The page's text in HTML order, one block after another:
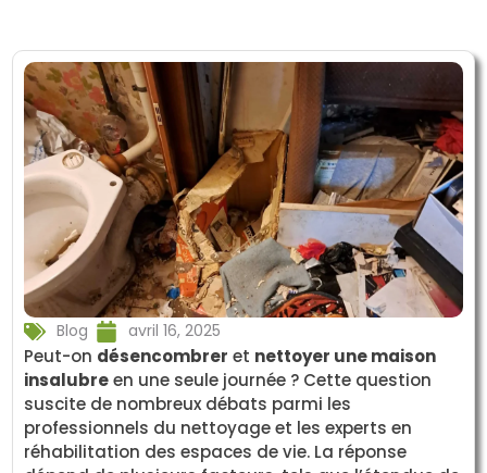
Blog avril 16, 2025
Peut-on désencombrer et nettoyer une maison
insalubreen une seule journée ? Cette question
suscite de nombreux débats parmi les
professionnels du nettoyage et les experts en
réhabilitation des espaces de vie. La réponse